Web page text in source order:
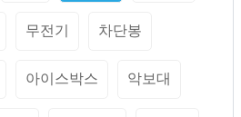
무전기 차단봉
아이스박스 악보대